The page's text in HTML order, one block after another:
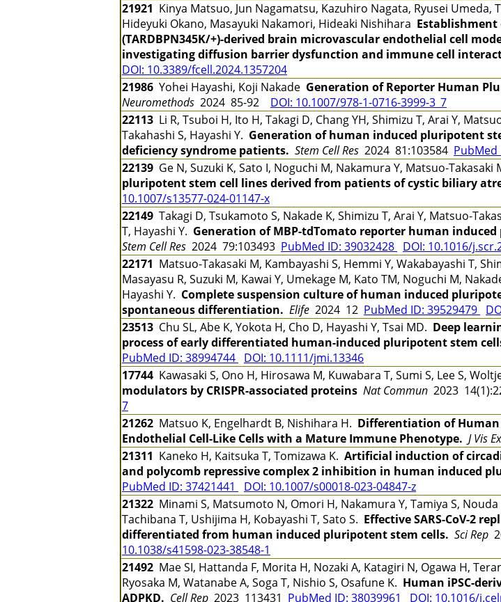
21921 Kinya Matsuo, Jun Nagamatsu, Kazuhiro Nagata, Ryusei
Hideyuki Okano, Masayuki Nakamori, Hideaki Nishihara
(TARDBPN345K/+)-derived brain microvascular endothelial cell
investigating diffusion barrier dysfunction and immune cell
DOI: 10.3389/fcell.2024.1357204
21986 Yohei Hayashi, Koji Nakade Generation of Reporter Human
Neuromethods 2024 85-92 DOI: 10.1007/978-1-0716-3999-3_7
22113 Li R, Tsuboi H, Ito H, Takagi D, Chang YH, Shimizu T, Arai Y,
Takahashi S, Hayashi Y. Generation of human induced pluripotent
deficiency syndrome patients. Stem Cell Res 2024 81:103584 PubMed
22139 Ge N, Suzuki K, Sato I, Noguchi M, Nakamura Y, Matsuo-Takasaki
pluripotent stem cell lines derived from patients of cystic biliary
10.1007/s13577-024-01147-x
22149 Takagi D, Tsukamoto S, Nakade K, Shimizu T, Arai Y, Matsuo-
T, Hayashi Y. Generation of MBP-tdTomato reporter human
Stem Cell Res 2024 79:103493 PubMed ID: 39032428 DOI: 10.1016/
22171 Matsuo-Takasaki M, Kambayashi S, Hemmi Y, Wakabayashi T,
Masayasu R, Suzuki M, Kawai Y, Umekage M, Kato TM, Noguchi M,
Hayashi Y. Complete suspension culture of human induced
spontaneous differentiation. Elife 2024 12 PubMed ID: 39529479
23513 Chu SL, Abe K, Yokota H, Cho D, Hayashi Y, Tsai MD. Deep
process of early differentiated human-induced pluripotent stem
PubMed ID: 38994744 DOI: 10.1111/jmi.13346
17744 Kawasaki S, Ono H, Hirosawa M, Kuwabara T, Sumi S, Lee S,
modulators by CRISPR-associated proteins Nat Commun 2023
7
21262 Matsuo K, Engelhardt B, Nishihara H. Differentiation of
Endothelial Cell-Like Cells with a Mature Immune Phenotype. J Vis
21311 Kaneko H, Kaitsuka T, Tomizawa K. Artificial induction of
and polycomb repressive complex 2 inhibition in human induced
PubMed ID: 37421441
DOI: 10.1007/s00018-023-04847-z
21322 Minami S, Matsumoto N, Omori H, Nakamura Y, Tamiya S,
Tachibana T, Ushijima H, Kobayashi T, Sato S. Effective SARS-CoV-2
differentiated from human induced pluripotent stem cells. Sci Rep
10.1038/s41598-023-38548-1
21492 Mae SI, Hattanda F, Morita H, Nozaki A, Katagiri N, Ogawa H,
Ryosaka M, Watanabe A, Soga T, Nishio S, Osafune K. Human iPSC-
ADPKD. Cell Rep 2023 113431 PubMed ID: 38039961 DOI: 10.1016/